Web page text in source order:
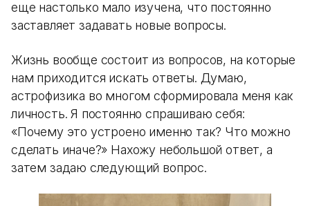
еще настолько мало изучена, что постоянно
заставляет задавать новые вопросы.
Жизнь вообще состоит из вопросов, на которые
нам приходится искать ответы. Думаю,
астрофизика во многом сформировала меня как
личность. Я постоянно спрашиваю себя:
«Почему это устроено именно так? Что можно
сделать иначе?» Нахожу небольшой ответ, а
затем задаю следующий вопрос.